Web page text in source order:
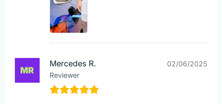
Mercedes R.
Reviewer
02/06/2025